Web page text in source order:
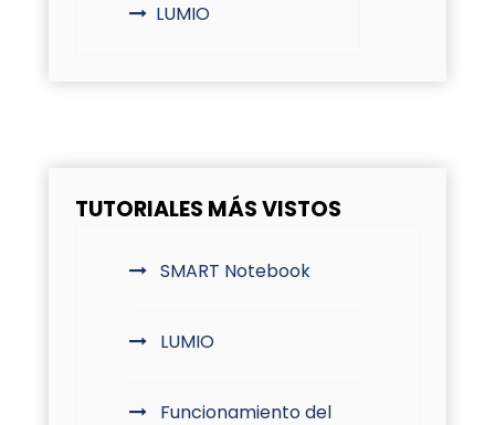
LUMIO
TUTORIALES MÁS VISTOS
SMART Notebook
LUMIO
Funcionamiento del